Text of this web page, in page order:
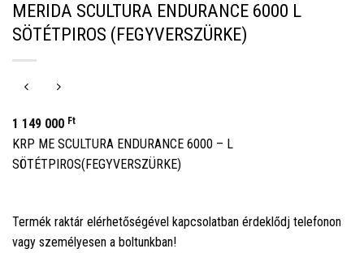
MERIDA SCULTURA ENDURANCE 6000 L
SÖTÉTPIROS (FEGYVERSZÜRKE)
1 149 000 Ft
KRP ME SCULTURA ENDURANCE 6000 – L
SÖTÉTPIROS(FEGYVERSZÜRKE)
Termék raktár elérhetőségével kapcsolatban érdeklődj telefonon
vagy személyesen a boltunkban!